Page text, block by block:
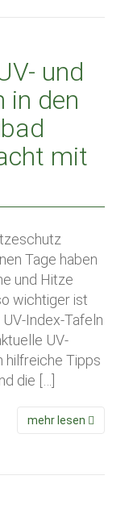
und
in den
mit
Tage haben
und Hitze
wichtiger ist
Index-Tafeln
UV-
hilfreiche Tipps
die […]
mehr lesen